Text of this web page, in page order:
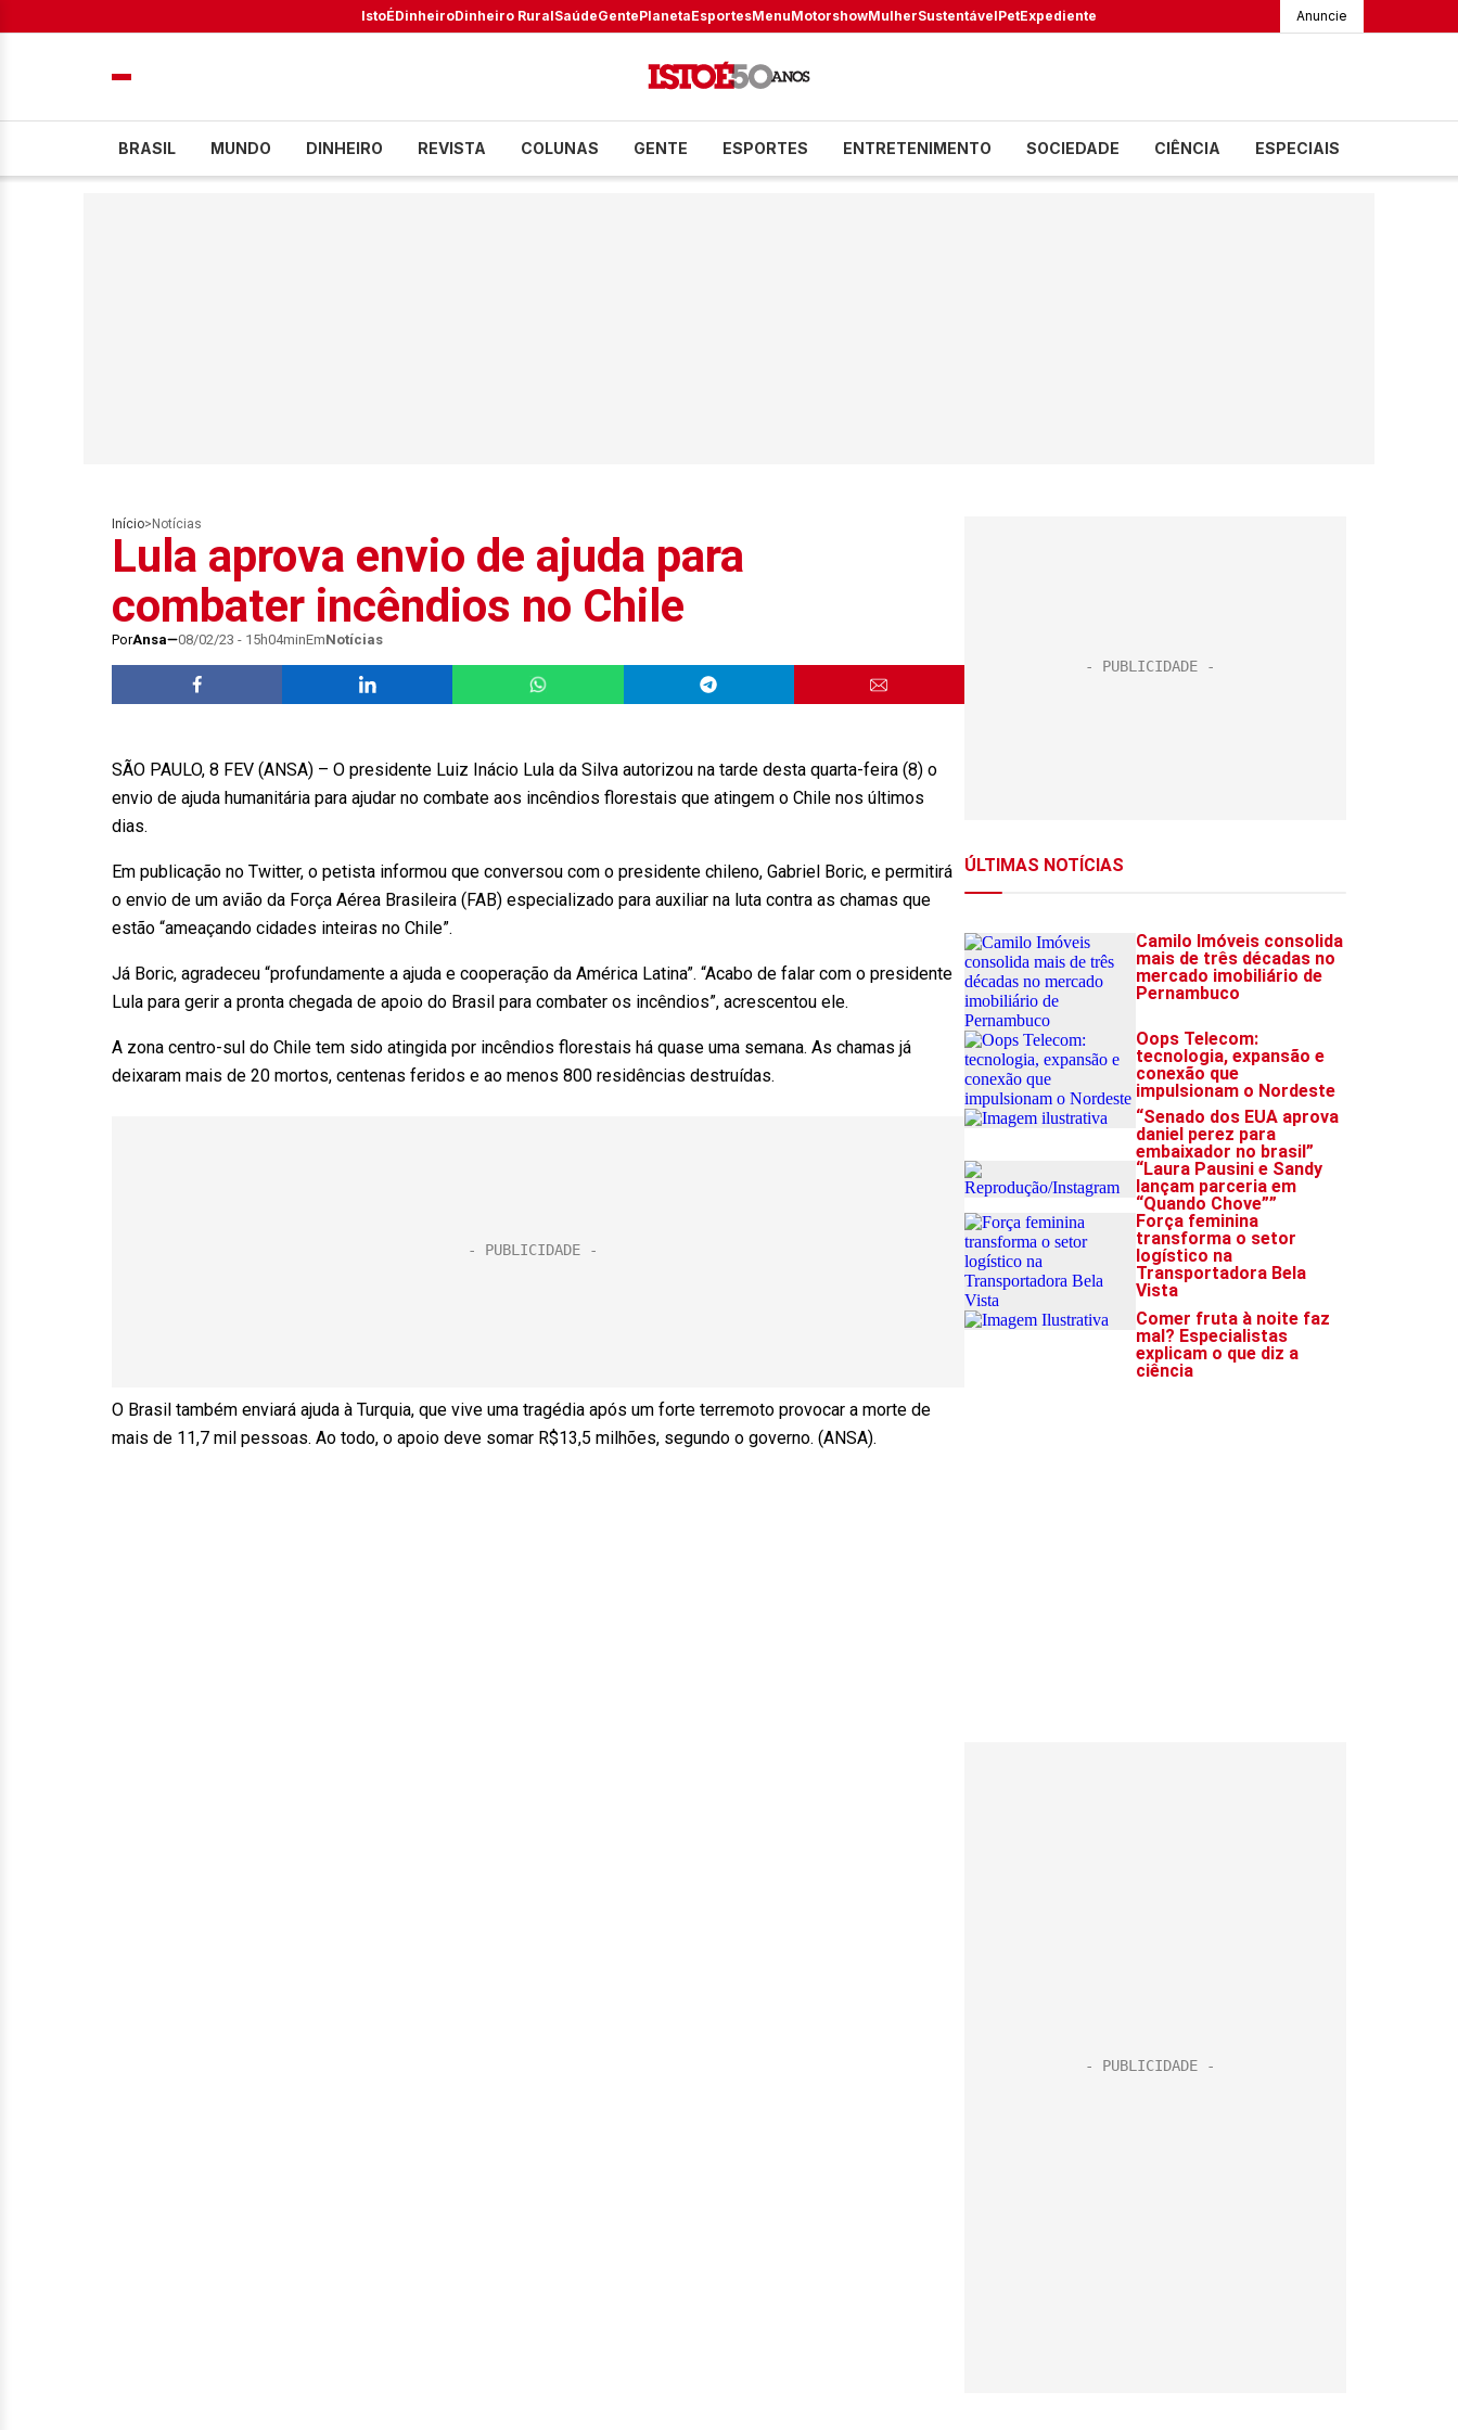
IstoÉDinheiroDinheiro RuralSaúdeGentePlanetaEsportesMenuMotorshowMulherSustentávelPetExpediente Anuncie
BRASIL MUNDO DINHEIRO REVISTA COLUNAS GENTE ESPORTES ENTRETENIMENTO SOCIEDADE CIÊNCIA ESPECIAIS
Início> Notícias
Lula aprova envio de ajuda para
combater incêndios no Chile
PorAnsa 08/02/23 - 15h04minEmNotícias
SÃO PAULO, 8 FEV (ANSA) – O presidente Luiz Inácio Lula da Silva autorizou na tarde desta quarta-feira (8) o
envio de ajuda humanitária para ajudar no combate aos incêndios florestais que atingem o Chile nos últimos
dias.
Em publicação no Twitter, o petista informou que conversou com o presidente chileno, Gabriel Boric, e permitirá
o envio de um avião da Força Aérea Brasileira (FAB) especializado para auxiliar na luta contra as chamas que
estão “ameaçando cidades inteiras no Chile”.
Já Boric, agradeceu “profundamente a ajuda e cooperação da América Latina”. “Acabo de falar com o presidente
Lula para gerir a pronta chegada de apoio do Brasil para combater os incêndios”, acrescentou ele.
A zona centro-sul do Chile tem sido atingida por incêndios florestais há quase uma semana. As chamas já
deixaram mais de 20 mortos, centenas feridos e ao menos 800 residências destruídas.
O Brasil também enviará ajuda à Turquia, que vive uma tragédia após um forte terremoto provocar a morte de
mais de 11,7 mil pessoas. Ao todo, o apoio deve somar R$13,5 milhões, segundo o governo. (ANSA).